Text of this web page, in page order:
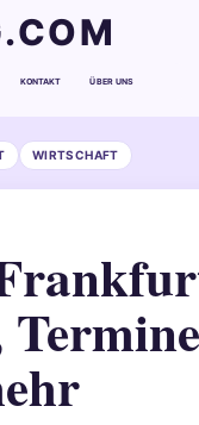
KONTAKT ÜBER UNS
WIRTSCHAFT